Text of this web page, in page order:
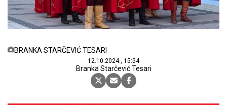
BRANKA STARČEVIĆ TESARI
12.10.2024., 15:54
Branka Starčević Tesari